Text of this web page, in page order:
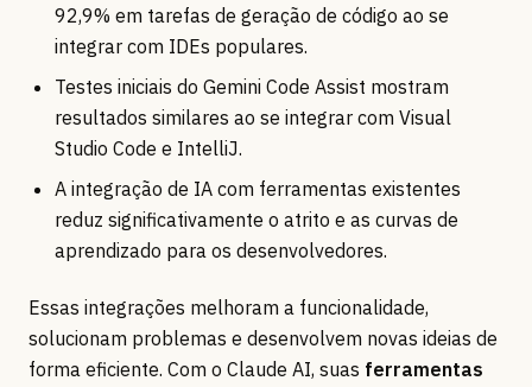
92,9% em tarefas de geração de código ao se
integrar com IDEs populares.
Testes iniciais do Gemini Code Assist mostram
resultados similares ao se integrar com Visual
Studio Code e IntelliJ.
A integração de IA com ferramentas existentes
reduz significativamente o atrito e as curvas de
aprendizado para os desenvolvedores.
Essas integrações melhoram a funcionalidade,
solucionam problemas e desenvolvem novas ideias de
forma eficiente. Com o Claude AI, suas ferramentas